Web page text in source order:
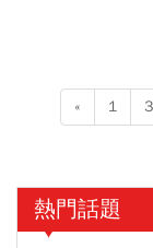
« 1
熱門話題